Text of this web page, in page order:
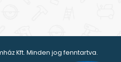
Kft. Minden jog fenntartva.